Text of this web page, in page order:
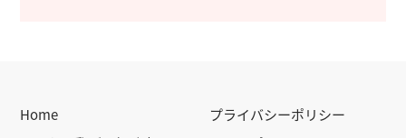
Home
プライバシーポリシー